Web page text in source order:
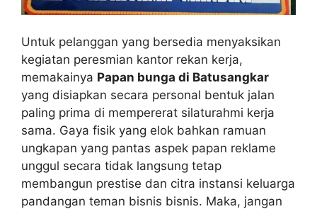
Untuk pelanggan yang bersedia menyaksikan
kegiatan peresmian kantor rekan kerja,
memakainya Papan bunga di Batusangkar
yang disiapkan secara personal bentuk jalan
paling prima di mempererat silaturahmi kerja
sama. Gaya fisik yang elok bahkan ramuan
ungkapan yang pantas aspek papan reklame
unggul secara tidak langsung tetap
membangun prestise dan citra instansi keluarga
pandangan teman bisnis bisnis. Maka, jangan